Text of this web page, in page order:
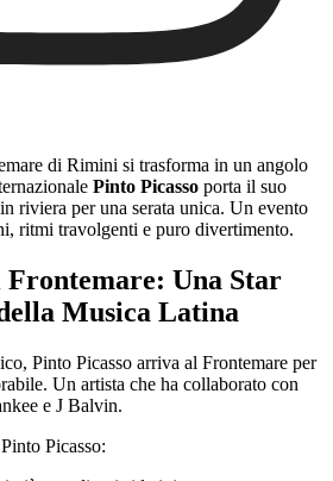
di Rimini si trasforma in un angolo
Pinto Picasso porta il suo
riviera per una serata unica. Un evento
ritmi travolgenti e puro divertimento.
Frontemare: Una Star
Musica Latina
Pinto Picasso arriva al Frontemare per
Un artista che ha collaborato con
e J Balvin.
Picasso: